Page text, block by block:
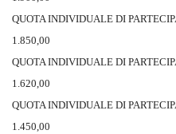
QUOTA INDIVIDUALE DI
1.850,00
QUOTA INDIVIDUALE DI
1.620,00
QUOTA INDIVIDUALE DI
1.450,00